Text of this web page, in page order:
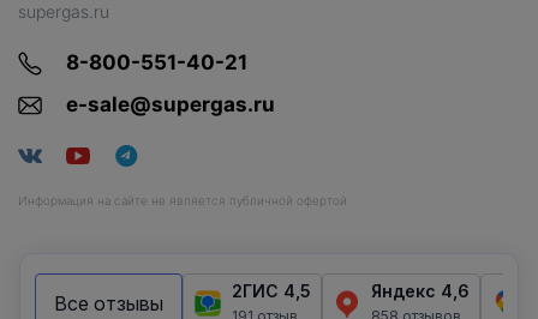
supergas.ru
8-800-551-40-21
e-sale@supergas.ru
Информация на сайте не является публичной офертой